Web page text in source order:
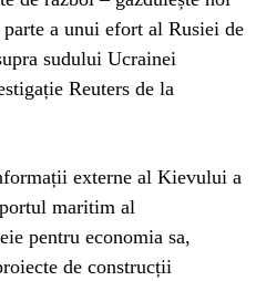
a unui efort al Rusiei de
sudului Ucrainei
Reuters de la
externe al Kievului a
maritim al
pentru economia sa,
de construcții